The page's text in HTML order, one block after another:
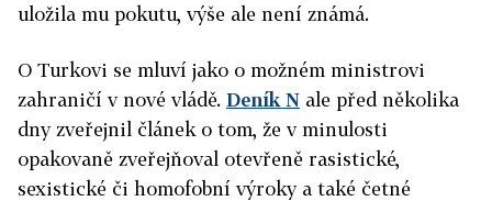
uložila mu pokutu, výše ale není známá.
O Turkovi se mluví jako o možném ministrovi
zahraničí v nové vládě. Deník N ale před několika
dny zveřejnil článek o tom, že v minulosti
opakovaně zveřejňoval otevřeně rasistické,
sexistické či homofobní výroky a také četné